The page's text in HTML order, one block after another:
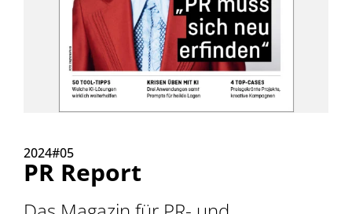
2024#05
PR Report